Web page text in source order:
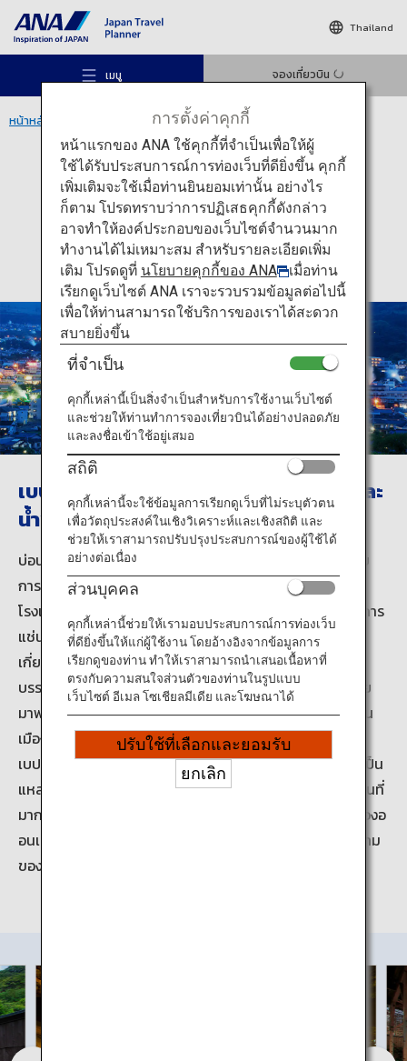
Thailand
เมนู จองเที่ยวบิน
สถานที่แนะนำ
ไอเดียท่องเที่ยว
เส้นทาง
ข้อมูลการเดินทาง
บริการ ANA
ปิด
หน้าหลัก บ่อออนเซ็นเบปปุ
กิจกรรม โออิตะ
บ่อออนเซ็นเบปปุ
เบปปุ โออิตะ - แหล่งน้ำพุร้อนที่มากที่สุดและ
น้ำพุร้อนที่ใหญ่ที่สุดในญี่ปุ่น
บ่อน้ำพุร้อน 8 แห่งที่อยู่ภายในเมืองเบปปุ จังหวัดโออิตะ ได้รับ
การเรียกขานว่าเบปปุ ฮัตโตะ ซึ่งรวมไปถึงเบปปุ ออนเซ็นที่มี
โรงแรมในบริเวณใกล้เคียงที่ต้อนรับนักท่องเที่ยวเข้ามาใช้บริการ
แช่น้ำพุร้อนในช่วงกลางวัน และคันนาวะ ออนเซ็นที่เป็นที่รู้จัก
เกี่ยวกับบ่อแช่น้ำร้อนคันนาวะ ท่านสามารถเพลิดเพลินไปกับ
บรรยากาศในรูปแบบต่างๆ เนื่องจากที่นี่มีบ่อน้ำพุร้อนมากมาย
มาพร้อมวิวทิวทัศน์และลักษณะของน้ำพุร้อนที่ต่างกันไปภายใน
เมืองเดียว
เบปปุคือความภาคภูมิใจ “โออิตะ จังหวัดแห่งออนเซ็น” เพราะเป็น
แหล่งของบ่อน้ำพุร้อนมากมาย และมีปริมาณการผลิตน้ำพุร้อนที่
มากที่สุดในญี่ปุ่น ท่านสามารถสัมผัสถึงเสน่ห์ที่หลากหลายของอ
อนเซ็นได้ที่ออนเซ็นทั้ง 8 แห่งที่เบปปุ ฮัตโตะ ซึ่งมีความสวยงาม
ของโออิตะ จังหวัดแห่งออนเซ็น
การตั้งค่าคุกกี้
หน้าแรกของ ANA ใช้คุกกี้ที่จำเป็นเพื่อให้ผู้
ใช้ได้รับประสบการณ์การท่องเว็บที่ดียิ่งขึ้น คุกกี้
เพิ่มเติมจะใช้เมื่อท่านยินยอมเท่านั้น อย่างไร
ก็ตาม โปรดทราบว่าการปฏิเสธคุกกี้ดังกล่าว
อาจทำให้องค์ประกอบของเว็บไซต์จำนวนมาก
ทำงานได้ไม่เหมาะสม สำหรับรายละเอียดเพิ่ม
เติม โปรดดูที่ นโยบายคุกกี้ของ ANA
เมื่อท่าน
เรียกดูเว็บไซต์ ANA เราจะรวบรวมข้อมูลต่อไปนี้
เพื่อให้ท่านสามารถใช้บริการของเราได้สะดวก
สบายยิ่งขึ้น
ที่จำเป็น
คุกกี้เหล่านี้เป็นสิ่งจำเป็นสำหรับการใช้งานเว็บไซต์
และช่วยให้ท่านทำการจองเที่ยวบินได้อย่างปลอดภัย
และลงชื่อเข้าใช้อยู่เสมอ
สถิติ
คุกกี้เหล่านี้จะใช้ข้อมูลการเรียกดูเว็บที่ไม่ระบุตัวตน
เพื่อวัตถุประสงค์ในเชิงวิเคราะห์และเชิงสถิติ และ
ช่วยให้เราสามารถปรับปรุงประสบการณ์ของผู้ใช้ได้
อย่างต่อเนื่อง
ส่วนบุคคล
คุกกี้เหล่านี้ช่วยให้เรามอบประสบการณ์การท่องเว็บ
ที่ดียิ่งขึ้นให้แก่ผู้ใช้งาน โดยอ้างอิงจากข้อมูลการ
เรียกดูของท่าน ทำให้เราสามารถนำเสนอเนื้อหาที่
ตรงกับความสนใจส่วนตัวของท่านในรูปแบบ
เว็บไซต์ อีเมล โซเชียลมีเดีย และโฆษณาได้
ปรับใช้ที่เลือกและยอมรับ
ยกเลิก